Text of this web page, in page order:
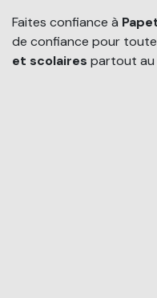
Faites confiance à
de confiance pour
et scolaires partout au